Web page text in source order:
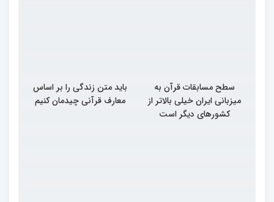
سطح مسابقات قرآن به
میزبانی ایران خیلی بالاتر از
کشورهای دیگر است
باید متن زندگی را بر اساس
معارف قرآنی چیدمان کنیم